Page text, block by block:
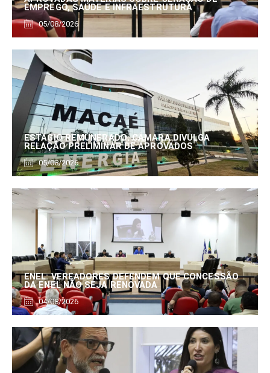
EMPREGO, SAÚDE E INFRAESTRUTURA
05/08/2026
ESTÁGIO REMUNERADO: CÂMARA DIVULGA
RELAÇÃO PRELIMINAR DE APROVADOS
05/08/2026
ENEL: VEREADORES DEFENDEM QUE CONCESSÃO
DA ENEL NÃO SEJA RENOVADA
04/08/2026